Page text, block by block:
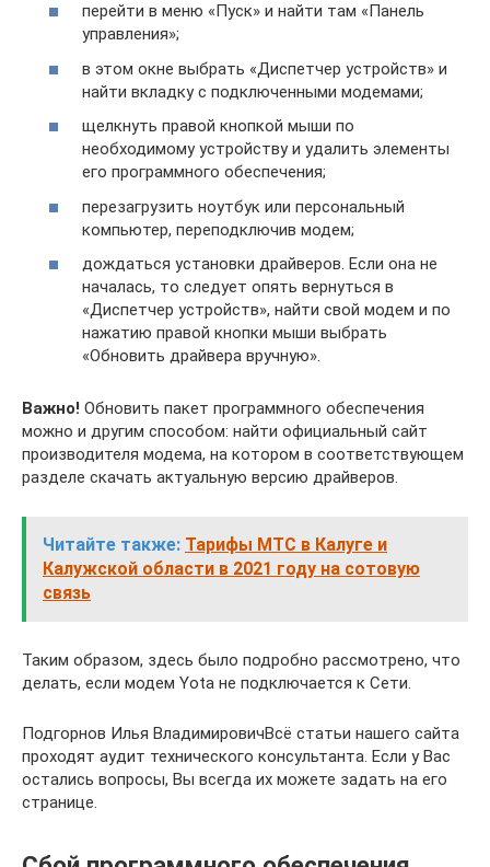
перейти в меню «Пуск» и найти там «Панель
управления»;
в этом окне выбрать «Диспетчер устройств» и
найти вкладку с подключенными модемами;
щелкнуть правой кнопкой мыши по
необходимому устройству и удалить элементы
его программного обеспечения;
перезагрузить ноутбук или персональный
компьютер, переподключив модем;
дождаться установки драйверов. Если она не
началась, то следует опять вернуться в
«Диспетчер устройств», найти свой модем и по
нажатию правой кнопки мыши выбрать
«Обновить драйвера вручную».
Важно! Обновить пакет программного обеспечения
можно и другим способом: найти официальный сайт
производителя модема, на котором в соответствующем
разделе скачать актуальную версию драйверов.
Читайте также: Тарифы МТС в Калуге и
Калужской области в 2021 году на сотовую
связь
Таким образом, здесь было подробно рассмотрено, что
делать, если модем Yota не подключается к Сети.
Подгорнов Илья ВладимировичВсё статьи нашего сайта
проходят аудит технического консультанта. Если у Вас
остались вопросы, Вы всегда их можете задать на его
странице.